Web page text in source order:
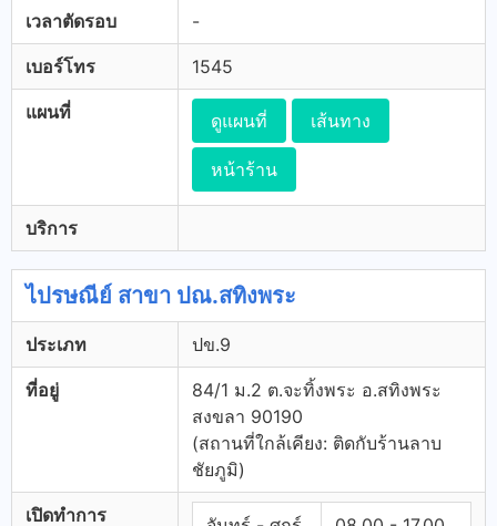
เวลาตัดรอบ -
เบอร์โทร 1545
แผนที่ ดูแผนที่ เส้นทาง
หน้าร้าน
บริการ
ไปรษณีย์ สาขา ปณ.สทิงพระ
ประเภท ปข.9
ที่อยู่
84/1 ม.2 ต.จะทิ้งพระ อ.สทิงพระ
สงขลา 90190
(สถานที่ใกล้เคียง: ติดกับร้านลาบ
ชัยภูมิ)
เปิดทำการ